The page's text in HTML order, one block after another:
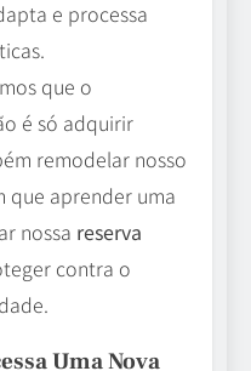
e processa
que o
é só adquirir
remodelar nosso
que aprender uma
nossa reserva
contra o
Uma Nova